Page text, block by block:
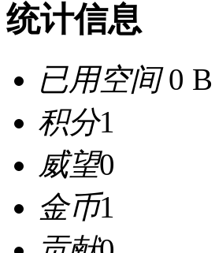
统计信息
已用空间0 B
积分1
威望0
金币1